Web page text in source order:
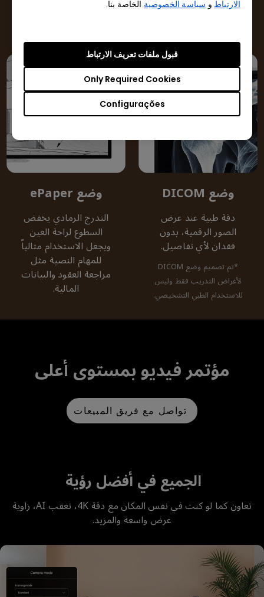
الارتباط و سياسة الخصوصية الخاصة بنا.
Configurações
Only Required Cookies
قبول ملفات تعريف الارتباط
*MacBook® هي علامة تجارية
وضع DICOM
دقة طبية عند عرض
الصور الرقمية، بدون
فقدان لأي تفاصيل.
*تم تصميم وضع DICOM
لأغراض التدريب فقط وليس
للاستخدام الطبي التشخيصي.
وضع ePaper
التدرج الرمادي يخفض
السطوع لراحة العين
ويجعل الاستخدام مثالياً
للمهام النصية مثل
مراجعة العقود والبيانات
المالية.
مؤتمر فيديو بمستوى أعلى
تواصل مع فريق المبيعات
الجميع في أفضل رؤية
تعاون كما لو كنت في نفس المكان مع دقة 4K، تعقب AI، زاوية
عرض واسعة والمزيد.